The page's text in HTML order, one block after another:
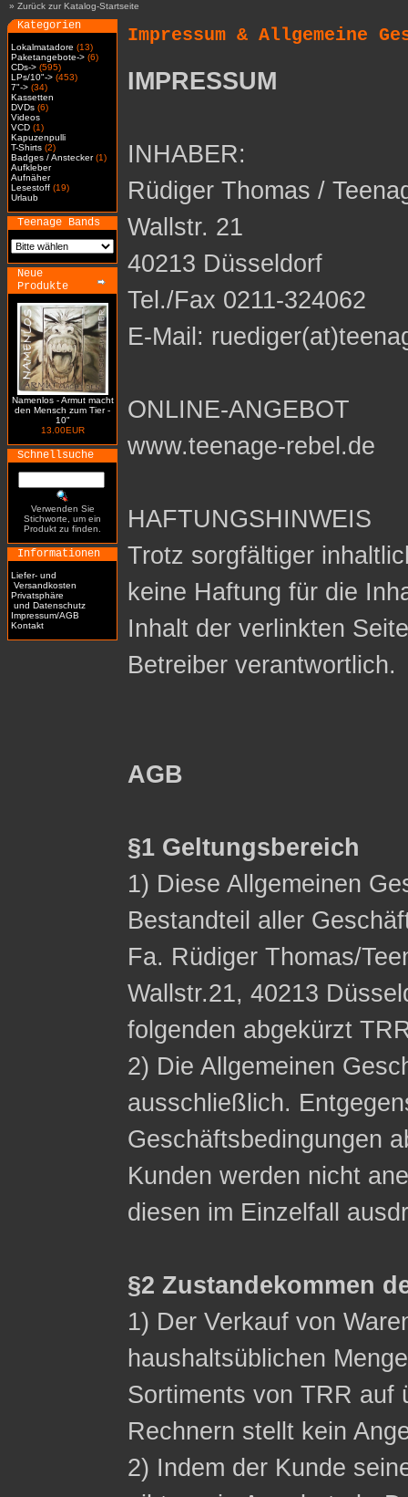
» Zurück zur Katalog-Startseite
Kategorien
Lokalmatadore (13)
Paketangebote-> (6)
CDs-> (595)
LPs/10"-> (453)
7"-> (34)
Kassetten
DVDs (6)
Videos
VCD (1)
Kapuzenpulli
T-Shirts (2)
Badges / Anstecker(1)
Aufkleber
Aufnäher
Lesestoff (19)
Urlaub
Teenage Bands
Neue
Produkte
Namenlos - Armut macht
den Mensch zum Tier -
10"
13.00EUR
Schnellsuche
Verwenden Sie
Stichworte, um ein
Produkt zu finden.
Informationen
Liefer- und
Versandkosten
Privatsphäre
und Datenschutz
Impressum/AGB
Kontakt
Impressum & Allgemeine
IMPRESSUM
INHABER:
Rüdiger Thomas /
Wallstr. 21
40213 Düsseldorf
Tel./Fax 0211-324062
E-Mail:
ONLINE-ANGEBOT
www.teenage-rebel.de
HAFTUNGSHINWEIS
Trotz sorgfältiger
keine Haftung für die
Inhalt der verlinkten
Betreiber verantwortlich.
AGB
§1 Geltungsbereich
1) Diese Allgemeinen
Bestandteil aller
Fa. Rüdiger Thomas/
Wallstr.21, 40213
folgenden abgekürzt
2) Die Allgemeinen
ausschließlich.
Geschäftsbedingungen
Kunden werden nicht
diesen im Einzelfall
§2 Zustandekommen
1) Der Verkauf von
haushaltsüblichen
Sortiments von TRR auf
Rechnern stellt kein
2) Indem der Kunde